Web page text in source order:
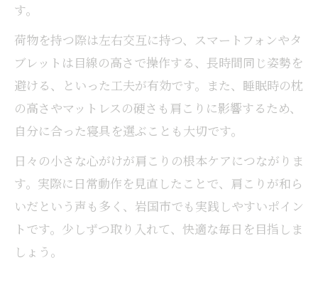
す。
荷物を持つ際は左右交互に持つ、スマートフォンやタ
ブレットは目線の高さで操作する、長時間同じ姿勢を
避ける、といった工夫が有効です。また、睡眠時の枕
の高さやマットレスの硬さも肩こりに影響するため、
自分に合った寝具を選ぶことも大切です。
日々の小さな心がけが肩こりの根本ケアにつながりま
す。実際に日常動作を見直したことで、肩こりが和ら
いだという声も多く、岩国市でも実践しやすいポイン
トです。少しずつ取り入れて、快適な毎日を目指しま
しょう。